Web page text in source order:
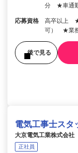
分 ★車通
応募資格
高卒以上
可） ★業務
後で見る
電気工事士スタ
大京電気工業株式会社
正社員